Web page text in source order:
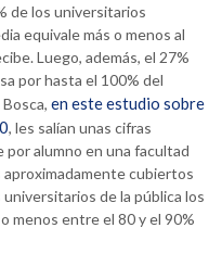
de los universitarios
equivale más o menos al
Luego, además, el 27%
por hasta el 100% del
en este estudio sobre
, les salían unas cifras
por alumno en una facultad
cubiertos
de la pública los
menos entre el 80 y el 90%